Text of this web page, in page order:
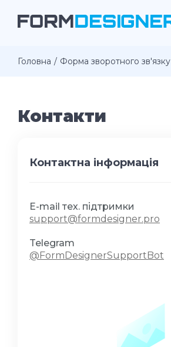
Головна Форма зворотного зв'язку
Контакти
Контактна інформація
E-mail тех. підтримки
support@formdesigner.pro
Telegram
@FormDesignerSupportBot